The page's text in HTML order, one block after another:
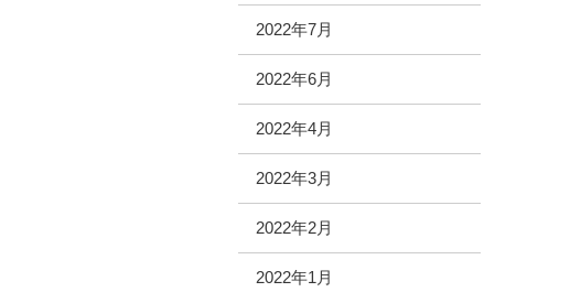
2022年7月
2022年6月
2022年4月
2022年3月
2022年2月
2022年1月